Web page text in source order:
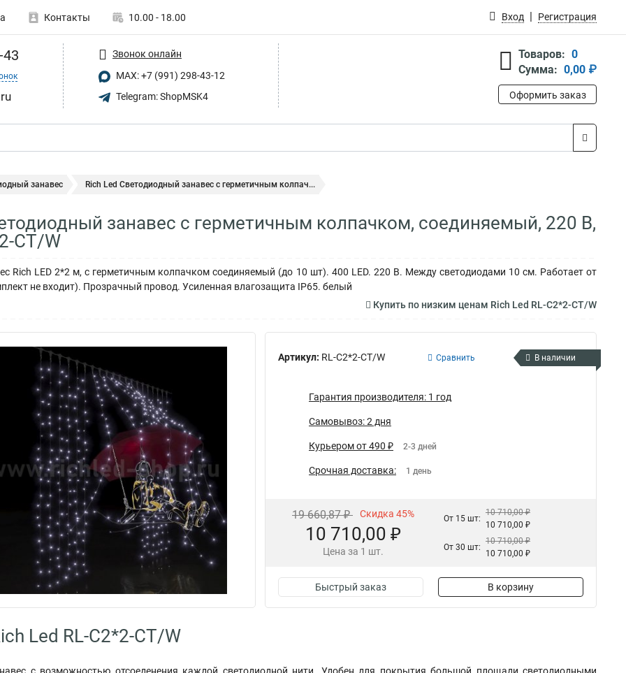
Контакты 10.00 - 18.00 Вход Регистрация
43
Звонок онлайн
MAX: +7 (991) 298-43-12
Telegram: ShopMSK4
Товаров: 0
Сумма: 0,00 ₽
Оформить заказ
занавес Rich Led Светодиодный занавес с герметичным колпач...
занавес с герметичным колпачком, соединяемый, 220 В,
CT/W
Rich LED 2*2 м, с герметичным колпачком соединяемый (до 10 шт). 400 LED. 220 В. Между светодиодами 10 см. Работает от
не входит). Прозрачный провод. Усиленная влагозащита IP65. белый
Купить по низким ценам Rich Led RL-C2*2-CT/W
Артикул: RL-C2*2-CT/W Сравнить В наличии
Гарантия производителя: 1 год
Самовывоз: 2 дня
Курьером от 490 ₽ 2-3 дней
Срочная доставка: 1 день
19 660,87 ₽ Скидка 45%
10 710,00 ₽
Цена за 1 шт.
От 15 шт:
10 710,00 ₽
10 710,00 ₽
От 30 шт:
10 710,00 ₽
10 710,00 ₽
Быстрый заказ В корзину
Led RL-C2*2-CT/W